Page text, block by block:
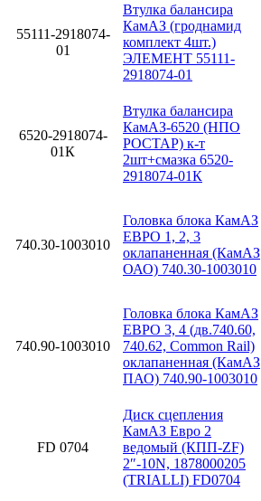
55111-2918074-
01
Втулка балансира
КамАЗ (гроднамид
комплект 4шт.)
ЭЛЕМЕНТ 55111-
2918074-01
6520-2918074-
01К
Втулка балансира
КамАЗ-6520 (НПО
РОСТАР) к-т
2шт+смазка 6520-
2918074-01К
740.30-1003010
Головка блока КамАЗ
ЕВРО 1, 2, 3
оклапаненная (КамАЗ
ОАО) 740.30-1003010
740.90-1003010
Головка блока КамАЗ
ЕВРО 3, 4 (дв.740.60,
740.62, Common Rail)
оклапаненная (КамАЗ
ПАО) 740.90-1003010
FD 0704
Диск сцепления
КамАЗ Евро 2
ведомый (КПП-ZF)
2″-10N, 1878000205
(TRIALLI) FD0704